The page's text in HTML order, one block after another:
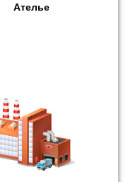
Ателье